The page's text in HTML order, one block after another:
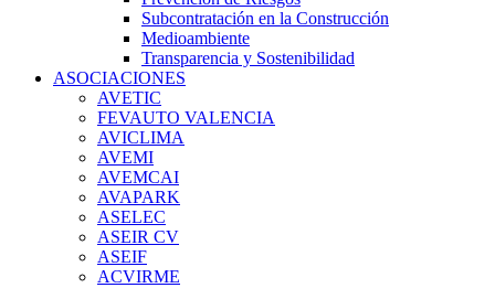
Subcontratación en la Construcción
Medioambiente
Transparencia y Sostenibilidad
ASOCIACIONES
AVETIC
FEVAUTO VALENCIA
AVICLIMA
AVEMI
AVEMCAI
AVAPARK
ASELEC
ASEIR CV
ASEIF
ACVIRME